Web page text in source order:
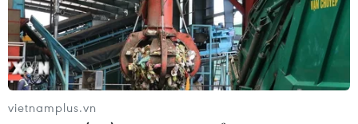
Techcom Life và cách tiếp cận mới
cho bài toán bảo vệ sức khỏe của
người Việt
06/08/2026 03:40
vietnamplus.vn